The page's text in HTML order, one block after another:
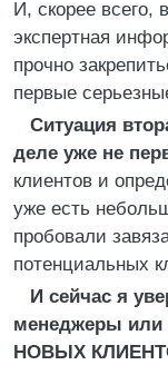
И, скорее всего,
экспертная
прочно
первые
Ситуация
деле уже не
клиентов и
уже есть
пробовали
потенциальных
И сейчас я
менеджеры
НОВЫХ